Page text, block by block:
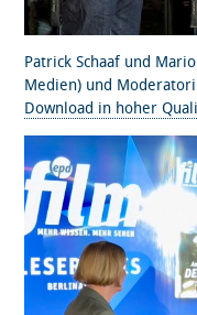
Patrick Schaaf und
Medien) und
Download in hoher